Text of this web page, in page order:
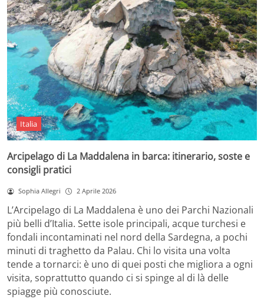
Italia
Arcipelago di La Maddalena in barca: itinerario, soste e
consigli pratici
Sophia Allegri 2 Aprile 2026
L’Arcipelago di La Maddalena è uno dei Parchi Nazionali
più belli d’Italia. Sette isole principali, acque turchesi e
fondali incontaminati nel nord della Sardegna, a pochi
minuti di traghetto da Palau. Chi lo visita una volta
tende a tornarci: è uno di quei posti che migliora a ogni
visita, soprattutto quando ci si spinge al di là delle
spiagge più conosciute.